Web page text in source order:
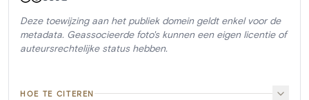
Deze toewijzing aan het publiek domein geldt enkel voor de
metadata. Geassocieerde foto's kunnen een eigen licentie of
auteursrechtelijke status hebben.
HOE TE CITEREN